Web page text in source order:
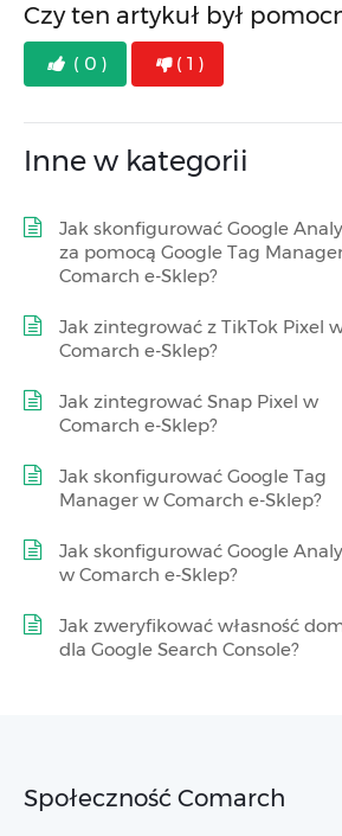
Czy ten artykuł był
( 0 ) ( 1 )
Inne w kategorii
Jak skonfigurować Google
za pomocą Google Tag
Comarch e-Sklep?
Jak zintegrować z TikTok Pixel
Comarch e-Sklep?
Jak zintegrować Snap Pixel w
Comarch e-Sklep?
Jak skonfigurować Google Tag
Manager w Comarch e-Sklep?
Jak skonfigurować Google
w Comarch e-Sklep?
Jak zweryfikować własność
dla Google Search Console?
Społeczność Comarch